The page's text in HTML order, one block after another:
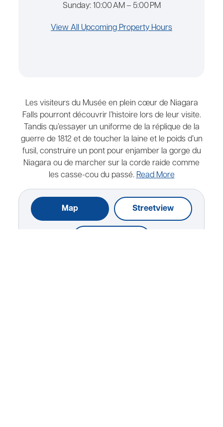
Sunday: 10:00 AM – 5:00 PM
View All Upcoming Property Hours
Les visiteurs du Musée en plein cœur de Niagara
Falls pourront découvrir l’histoire lors de leur visite.
Tandis qu’essayer un uniforme de la réplique de la
guerre de 1812 et de toucher la laine et le poids d’un
fusil, construire un pont pour enjamber la gorge du
Niagara ou de marcher sur la corde raide comme
les casse-cou du passé. Read More
Map Streetview